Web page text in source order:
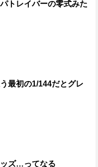
トレイバーの零式みた
最初の1/144だとグレ
ズ…ってなる